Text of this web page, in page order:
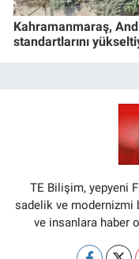
Kahramanmaraş,
standartlarını
TE Bilişim, yepyeni
sadelik ve modernizmi
ve insanlara haber